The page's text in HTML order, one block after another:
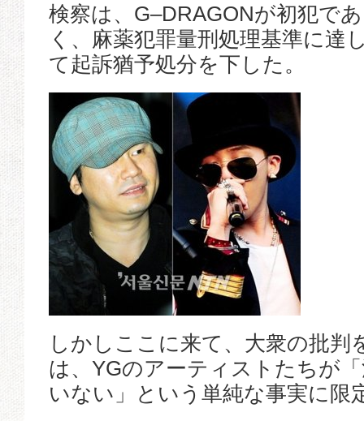
検察は、G–DRAGONが初犯で
く、麻薬犯罪量刑処理基準に達
て起訴猶予処分を下した。
しかしここに来て、大衆の批判
は、YGのアーティストたちが
いない」という単純な事実に限